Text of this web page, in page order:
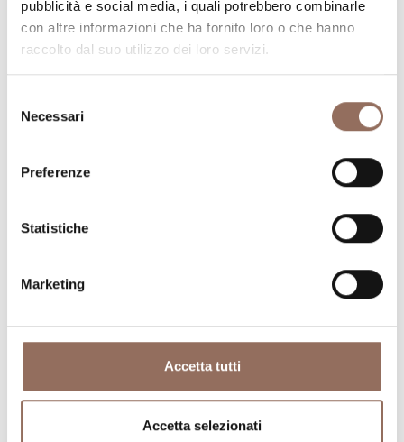
pubblicità e social media, i quali potrebbero combinarle
con altre informazioni che ha fornito loro o che hanno
raccolto dal suo utilizzo dei loro servizi.
delNecessari
Preferenze
Statistiche
Marketing
Accetta tutti
Accetta selezionati
Lequio Berra
Mombarcaro